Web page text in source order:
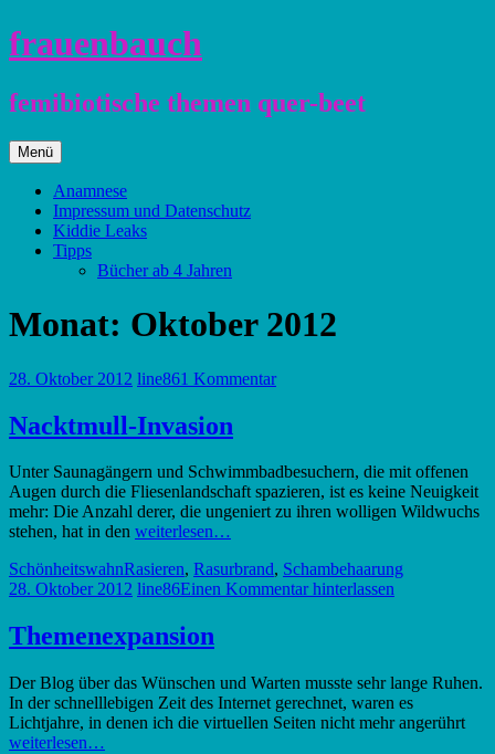
Zum
Inhalt
frauenbauch
femibiotische themen quer-beet
Menü Zum
Inhalt
springen
Anamnese
Impressum und Datenschutz
Kiddie Leaks
Tipps
Bücher ab 4 Jahren
Monat: Oktober 2012
28. Oktober 2012 line861 Kommentar
Nacktmull-Invasion
Unter Saunagängern und Schwimmbadbesuchern, die mit offenen
Augen durch die Fliesenlandschaft spazieren, ist es keine Neuigkeit
mehr: Die Anzahl derer, die ungeniert zu ihren wolligen Wildwuchs
stehen, hat in den weiterlesen…
SchönheitswahnRasieren, Rasurbrand, Schambehaarung
28. Oktober 2012 line86Einen Kommentar hinterlassen
Themenexpansion
Der Blog über das Wünschen und Warten musste sehr lange Ruhen.
In der schnelllebigen Zeit des Internet gerechnet, waren es
Lichtjahre, in denen ich die virtuellen Seiten nicht mehr angerührt
weiterlesen…